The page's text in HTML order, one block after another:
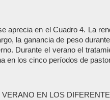
aprecia en el Cuadro 4. La
la ganancia de peso
Durante el verano el
los cinco períodos de
EN LOS